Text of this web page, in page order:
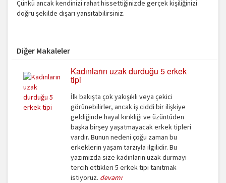
Çünkü ancak kendinizi rahat hissettiğinizde gerçek kişiliğinizi
doğru şekilde dışarı yansıtabilirsiniz.
Diğer Makaleler
Kadınların uzak durduğu 5 erkek
tipi
İlk bakışta çok yakışıklı veya çekici
görünebilirler, ancak iş ciddi bir ilişkiye
geldiğinde hayal kırıklığı ve üzüntüden
başka birşey yaşatmayacak erkek tipleri
vardır. Bunun nedeni çoğu zaman bu
erkeklerin yaşam tarzıyla ilgilidir. Bu
yazımızda size kadınların uzak durmayı
tercih ettikleri 5 erkek tipi tanıtmak
istiyoruz. devamı